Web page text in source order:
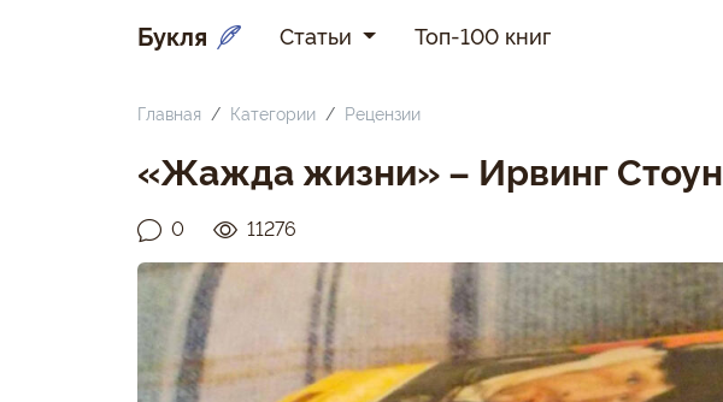
Букля Статьи Топ-100 книг
Главная Категории Рецензии
«Жажда жизни» – Ирвинг Стоун
0 11276